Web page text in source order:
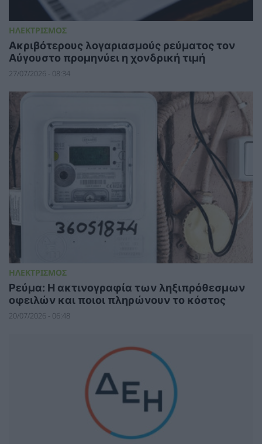
ΗΛΕΚΤΡΙΣΜΟΣ
Ακριβότερους λογαριασμούς ρεύματος τον
Αύγουστο προμηνύει η χονδρική τιμή
27/07/2026 - 08:34
ΗΛΕΚΤΡΙΣΜΟΣ
Ρεύμα: Η ακτινογραφία των ληξιπρόθεσμων
οφειλών και ποιοι πληρώνουν το κόστος
20/07/2026 - 06:48